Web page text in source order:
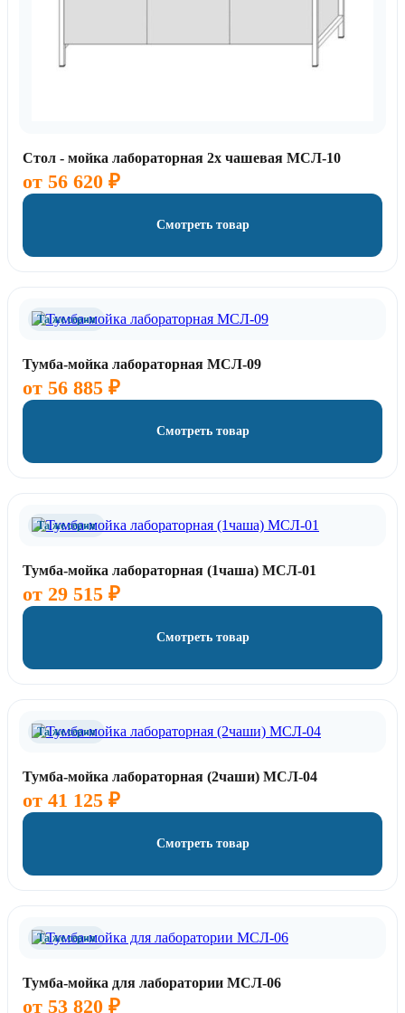
Стол - мойка лабораторная 2х чашевая МСЛ-10
от 56 620 ₽
Смотреть товар
Та же серия
Тумба-мойка лабораторная МСЛ-09
от 56 885 ₽
Смотреть товар
Та же серия
Тумба-мойка лабораторная (1чаша) МСЛ-01
от 29 515 ₽
Смотреть товар
Та же серия
Тумба-мойка лабораторная (2чаши) МСЛ-04
от 41 125 ₽
Смотреть товар
Та же серия
Тумба-мойка для лаборатории МСЛ-06
от 53 820 ₽